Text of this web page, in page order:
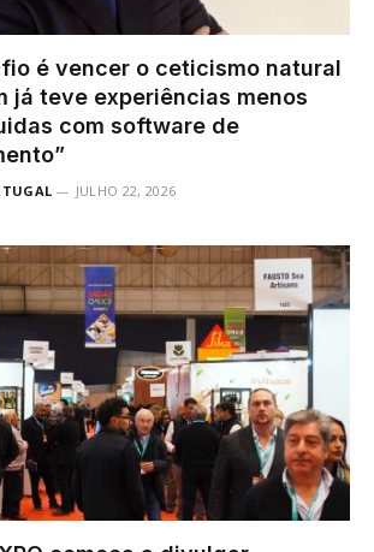
é vencer o ceticismo natural
já teve experiências menos
com software de
JULHO 22, 2026